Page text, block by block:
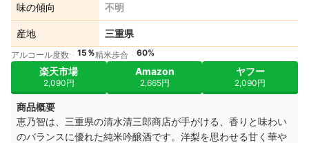
味の傾向 不明
産地 三重県
アルコール度数 15％精米歩合 60%
楽天市場
2,090円
Amazon
2,665円
ヤフー
2,090円
商品概要
恵乃智は、三重県の清水清三郎商店が手がける、香りと味わい
のバランスに優れた純米吟醸酒です。洋梨を思わせる甘く華や